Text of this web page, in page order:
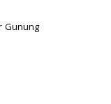
Gunung